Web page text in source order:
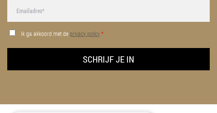
Ik ga akkoord met de privacy policy *